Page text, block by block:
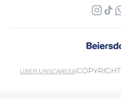
ÜBER UNSCAREER